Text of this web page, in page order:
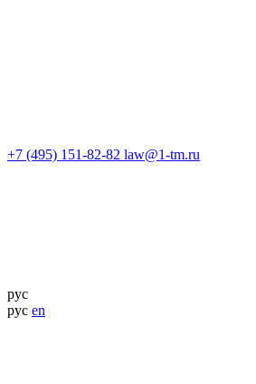
+7 (495) 151-82-82 law@1-tm.ru
рус
рус en